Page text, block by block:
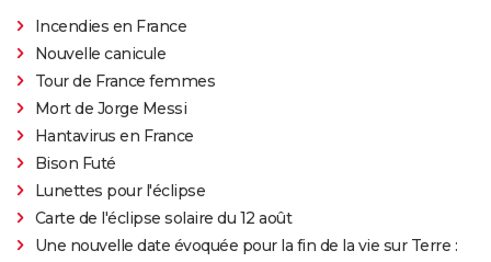
Incendies en France
Nouvelle canicule
Tour de France femmes
Mort de Jorge Messi
Hantavirus en France
Bison Futé
Lunettes pour l'éclipse
Carte de l'éclipse solaire du 12 août
Une nouvelle date évoquée pour la fin de la vie sur Terre :